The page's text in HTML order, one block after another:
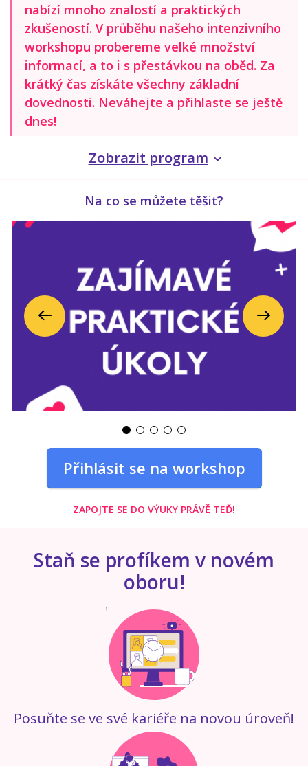
nabízí mnoho znalostí a praktických
zkušeností. V průběhu našeho intenzivního
workshopu probereme velké množství
informací, a to i s přestávkou na oběd. Za
krátký čas získáte všechny základní
dovednosti. Neváhejte a přihlaste se ještě
dnes!
Zobrazit program
Na co se můžete těšit?
Předchozí Další
Přihlásit se na workshop
ZAPOJTE SE DO VÝUKY PRÁVĚ TEĎ!
Staň se profíkem v novém
oboru!
Posuňte se ve své kariéře na novou úroveň!